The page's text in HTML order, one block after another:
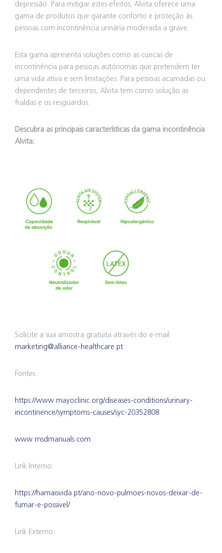
depressão. Para mitigar estes efeitos, Alvita oferece uma
gama de produtos que garante conforto e proteção às
pessoas com incontinência urinária moderada a grave.
Esta gama apresenta soluções como as cuecas de
incontinência para pessoas autónomas que pretendem ter
uma vida ativa e sem limitações. Para pessoas acamadas ou
dependentes de terceiros, Alvita tem como solução as
fraldas e os resguardos.
Descubra as principais características da gama incontinência
Alvita:
Solicite a sua amostra gratuita através do e-mail
marketing@alliance-healthcare.pt.
Fontes:
https://www.mayoclinic.org/diseases-conditions/urinary-
incontinence/symptoms-causes/syc-20352808
www.msdmanuals.com
Link Interno:
https://hamaisvida.pt/ano-novo-pulmoes-novos-deixar-de-
fumar-e-possivel/
Link Externo: